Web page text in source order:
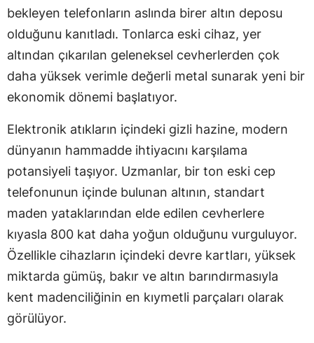
bekleyen telefonların aslında birer altın deposu
olduğunu kanıtladı. Tonlarca eski cihaz, yer
altından çıkarılan geleneksel cevherlerden çok
daha yüksek verimle değerli metal sunarak yeni bir
ekonomik dönemi başlatıyor.
Elektronik atıkların içindeki gizli hazine, modern
dünyanın hammadde ihtiyacını karşılama
potansiyeli taşıyor. Uzmanlar, bir ton eski cep
telefonunun içinde bulunan altının, standart
maden yataklarından elde edilen cevherlere
kıyasla 800 kat daha yoğun olduğunu vurguluyor.
Özellikle cihazların içindeki devre kartları, yüksek
miktarda gümüş, bakır ve altın barındırmasıyla
kent madenciliğinin en kıymetli parçaları olarak
görülüyor.